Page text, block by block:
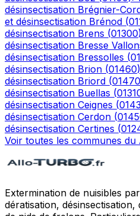
désinsectisation Brégnier-
et désinsectisation Brénod (
désinsectisation Brens (01300
désinsectisation Bresse
désinsectisation Bressolles (
désinsectisation Brion (01460)
désinsectisation Briord (01470
désinsectisation Buellas (
désinsectisation Ceignes (
désinsectisation Cerdon (
désinsectisation Certines (
Voir toutes les communes du
Extermination de nuisibles
dératisation,